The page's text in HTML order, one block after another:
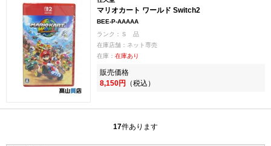
マリオカート ワールド Switch2
BEE-P-AAAAA
ランク：Ｓ 品
在庫店舗：ネット専売
在庫： 在庫あり
販売価格
8,150円 （税込）
17件あります